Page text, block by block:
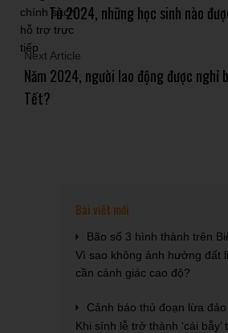
Từ 2024, những học sinh nào
Next Article
Năm 2024, người lao động được nghỉ
Tết?
Bài viết mới
Bão số 3 hình thành trên
Vì sao không ảnh hưởng đất
cần cảnh giác cao độ?
Cảnh báo thủ đoạn lừa
Khi sính lễ trở thành ‘cái bẫy’